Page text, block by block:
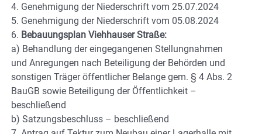
4. Genehmigung der Niederschrift vom 25.07.2024
5. Genehmigung der Niederschrift vom 05.08.2024
6. Bebauungsplan Viehhauser Straße:
a) Behandlung der eingegangenen Stellungnahmen
und Anregungen nach Beteiligung der Behörden und
sonstigen Träger öffentlicher Belange gem. § 4 Abs. 2
BauGB sowie Beteiligung der Öffentlichkeit –
beschließend
b) Satzungsbeschluss – beschließend